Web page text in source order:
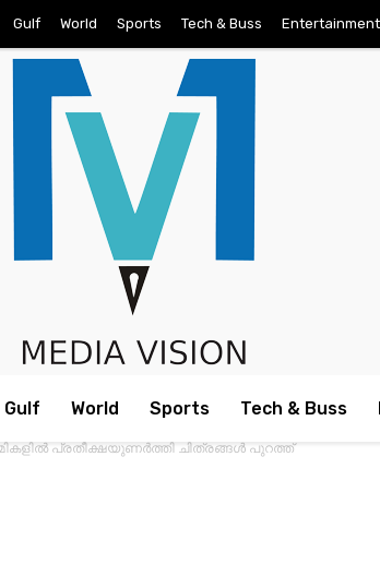
Gulf World Sports Tech & Buss Entertainment
Gulf World Sports Tech & Buss
പ്രതീക്ഷയുണര്‍ത്തി ചിത്രങ്ങള്‍ പുറത്ത്